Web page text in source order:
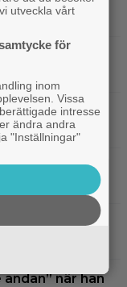
of Zelda”
–
Men”? Kit
”årets
listade
när han
utveckla vårt
för
inom
Vissa
intresse
ändra andra
"Inställningar"